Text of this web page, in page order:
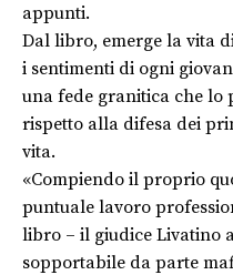
appunti.
Dal libro, emerge la vita
i sentimenti di ogni
una fede granitica che lo
rispetto alla difesa dei
vita.
«Compiendo il proprio
puntuale lavoro
libro – il giudice Livatino
sopportabile da parte